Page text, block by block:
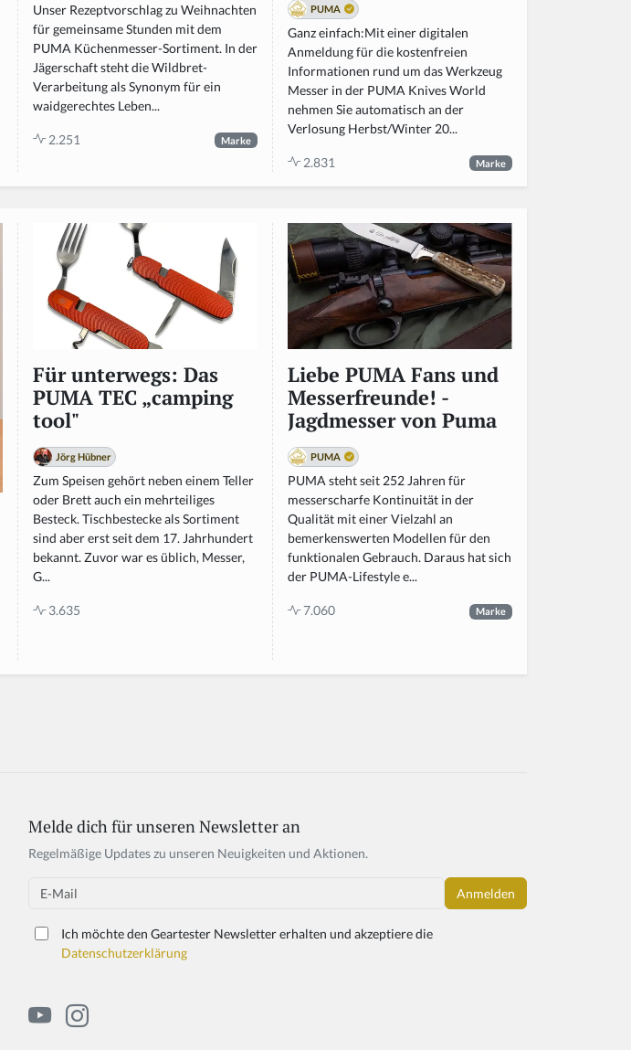
Unser Rezeptvorschlag zu Weihnachten
für gemeinsame Stunden mit dem
PUMA Küchenmesser-Sortiment. In der
Jägerschaft steht die Wildbret-
Verarbeitung als Synonym für ein
waidgerechtes Leben...
2.251 Marke
PUMA
Ganz einfach:Mit einer digitalen
Anmeldung für die kostenfreien
Informationen rund um das Werkzeug
Messer in der PUMA Knives World
nehmen Sie automatisch an der
Verlosung Herbst/Winter 20...
2.831 Marke
Für unterwegs: Das
PUMA TEC „camping
tool"
Jörg Hübner
Zum Speisen gehört neben einem Teller
oder Brett auch ein mehrteiliges
Besteck. Tischbestecke als Sortiment
sind aber erst seit dem 17. Jahrhundert
bekannt. Zuvor war es üblich, Messer,
G...
3.635
Liebe PUMA Fans und
Messerfreunde! -
Jagdmesser von Puma
PUMA
PUMA steht seit 252 Jahren für
messerscharfe Kontinuität in der
Qualität mit einer Vielzahl an
bemerkenswerten Modellen für den
funktionalen Gebrauch. Daraus hat sich
der PUMA-Lifestyle e...
7.060 Marke
Melde dich für unseren Newsletter an
Regelmäßige Updates zu unseren Neuigkeiten und Aktionen.
Email
Ich möchte den Geartester Newsletter erhalten und akzeptiere die
Datenschutzerklärung